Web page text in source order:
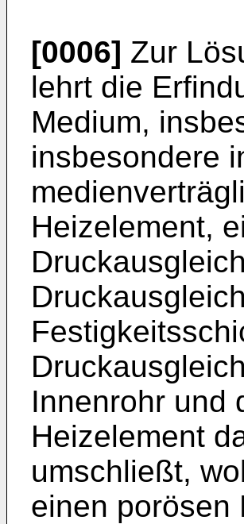
[0006] Zur
lehrt die
Medium,
insbesondere
Heizelement,
Innenrohr und
Heizelement
umschließt,
einen porösen